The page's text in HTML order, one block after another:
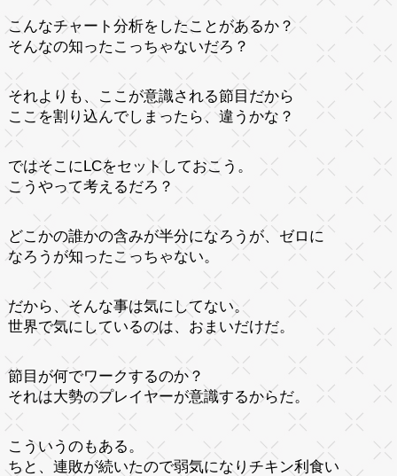
こんなチャート分析をしたことがあるか？
そんなの知ったこっちゃないだろ？
それよりも、ここが意識される節目だから
ここを割り込んでしまったら、違うかな？
ではそこにLCをセットしておこう。
こうやって考えるだろ？
どこかの誰かの含みが半分になろうが、ゼロに
なろうが知ったこっちゃない。
だから、そんな事は気にしてない。
世界で気にしているのは、おまいだけだ。
節目が何でワークするのか？
それは大勢のプレイヤーが意識するからだ。
こういうのもある。
ちと、連敗が続いたので弱気になりチキン利食い